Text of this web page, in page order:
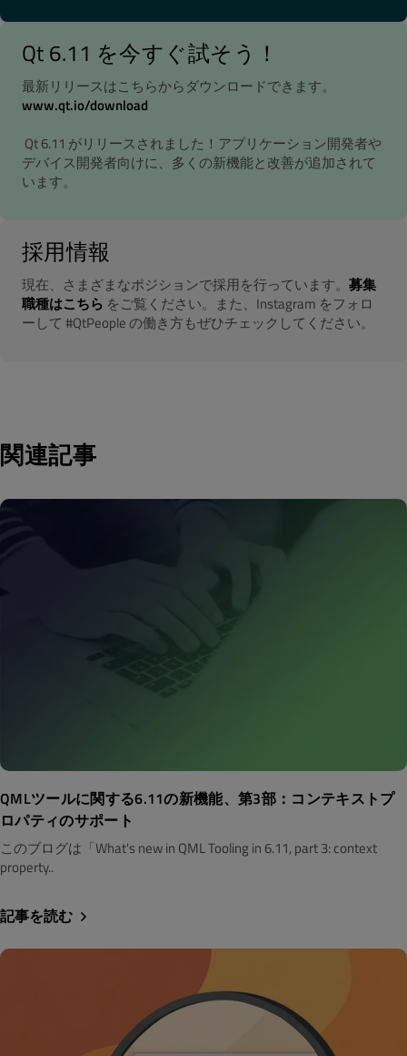
Qt 6.11 を今すぐ試そう！
最新リリースはこちらからダウンロードできます。
www.qt.io/download
Qt 6.11 がリリースされました！アプリケーション開発者や
デバイス開発者向けに、多くの新機能と改善が追加されて
います。
採用情報
現在、さまざまなポジションで採用を行っています。 募集
職種はこちら をご覧ください。また、Instagram をフォロ
ーして #QtPeople の働き方もぜひチェックしてください。
関連記事
QMLツールに関する6.11の新機能、第3部：コンテキストプ
ロパティのサポート
このブログは「What's new in QML Tooling in 6.11, part 3: context
property..
記事を読む